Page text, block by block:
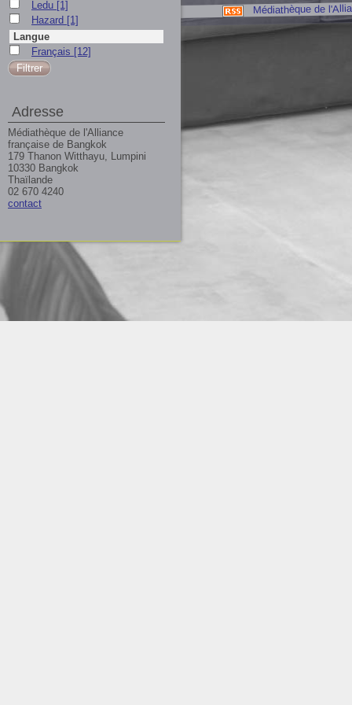
Médiathèque de
Ledu [1]
Hazard [1]
Langue
Français [12]
Adresse
Médiathèque de l'Alliance
française de Bangkok
179 Thanon Witthayu, Lumpini
10330 Bangkok
Thaïlande
02 670 4240
contact